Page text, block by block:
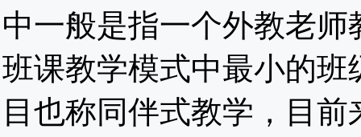
中一般是指一个外教老
班课教学模式中最小的
目也称同伴式教学，目